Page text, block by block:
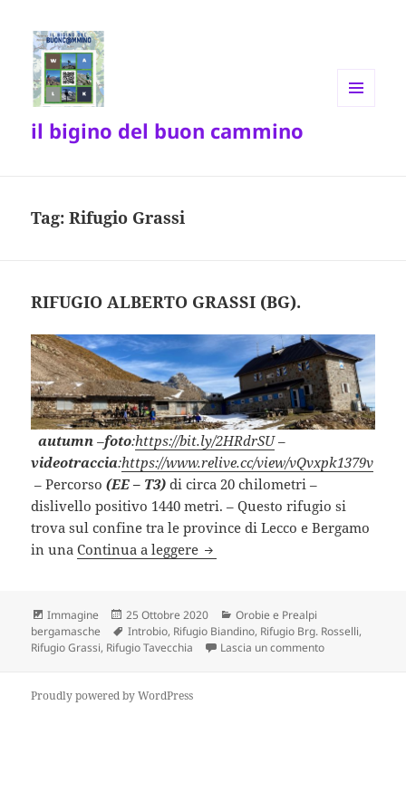
il bigino del buon cammino
Tag:Rifugio Grassi
RIFUGIO ALBERTO GRASSI (BG).
autumn–foto:https://bit.ly/2HRdrSU–
videotraccia:https://www.relive.cc/view/vQvxpk1379v
– Percorso (EE – T3) di circa 20 chilometri –
dislivello positivo 1440 metri. – Questo rifugio si
trova sul confine tra le province di Lecco e Bergamo
in unaContinua a leggere RIFUGIO ALBERTO GRASSI
Formato
Immagine
Scritto
il
25 Ottobre 2020 Categorie
Orobie e Prealpi
bergamasche
Tag
Introbio, Rifugio Biandino, Rifugio Brg. Rosselli,
Rifugio Grassi, Rifugio Tavecchia Lascia un commentosu RIFUGIO
Proudly powered by WordPress